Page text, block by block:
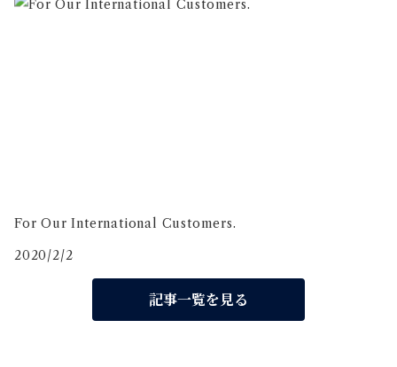
For Our International Customers.
2020/2/2
記事一覧を見る